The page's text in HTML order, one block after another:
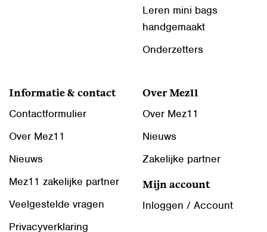
Leren mini bags
handgemaakt
Onderzetters
Informatie & contact
Contactformulier
Over Mez11
Nieuws
Mez11 zakelijke partner
Veelgestelde vragen
Privacyverklaring
Over Mez11
Over Mez11
Nieuws
Zakelijke partner
Mijn account
Inloggen / Account